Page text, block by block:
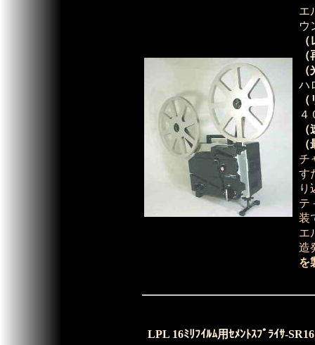
エ
ウ
ハ
４
チ
す
り
テ
装
エ
造
を
LPL 16ﾐﾘﾌｲﾙﾑ用ｾﾒﾝﾄｽﾌﾟﾗｲｻ-